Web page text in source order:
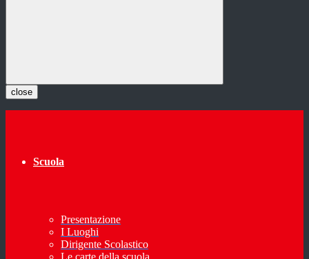
close
Scuola
Presentazione
I Luoghi
Dirigente Scolastico